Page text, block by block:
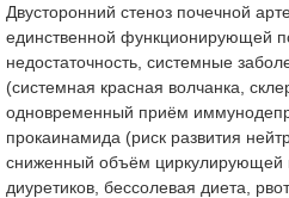
Двусторонний стеноз почечной
единственной функционирующей
недостаточность, системные
(системная красная волчанка,
одновременный приём
прокаинамида (риск развития
сниженный объём циркулирующей
диуретиков, бессолевая диета,